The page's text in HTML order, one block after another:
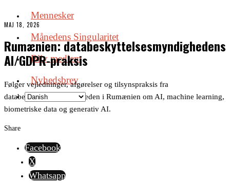
Mennesker
Månedens Singularitet
Bliv medlem
Nyhedsbrev
MAJ 18, 2026
Rumænien: databeskyttelsesmyndighedens
AI/GDPR-praksis
Følger vejledninger, afgørelser og tilsynspraksis fra
databeskyttelsesmyndigheden i Rumænien om AI, machine learning,
biometriske data og generativ AI.
Share
Facebook
X
Whatsapp